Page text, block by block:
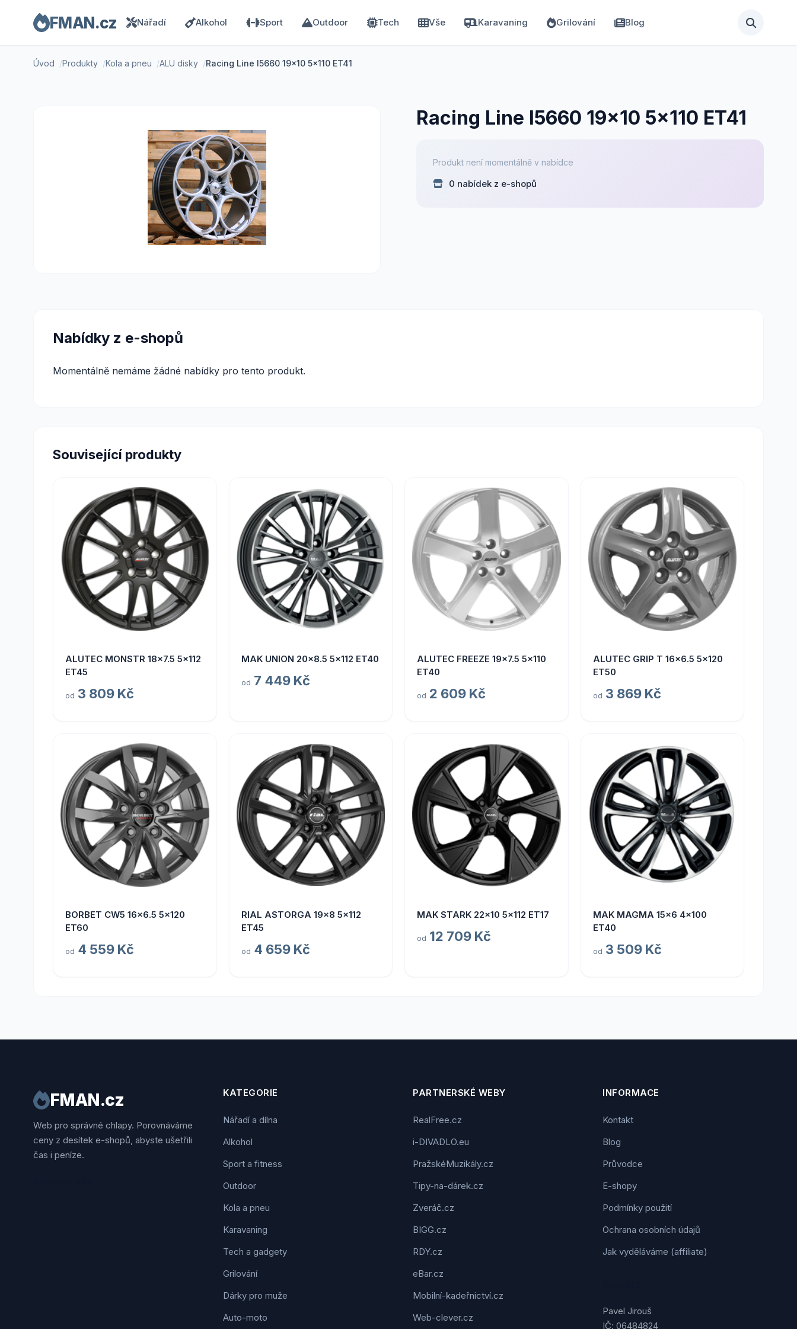
FMAN.cz Nářadí Alkohol Sport Outdoor Tech Vše Karavaning Grilování Blog
Úvod Produkty Kola a pneu ALU disky Racing Line I5660 19x10 5x110 ET41
Racing Line I5660 19x10 5x110 ET41
Produkt není momentálně v nabídce
0 nabídek z e-shopů
Nabídky z e-shopů
Momentálně nemáme žádné nabídky pro tento produkt.
Související produkty
ALUTEC MONSTR 18x7.5 5x112
ET45
od 3 809 Kč
MAK UNION 20x8.5 5x112 ET40
od 7 449 Kč
ALUTEC FREEZE 19x7.5 5x110
ET40
od 2 609 Kč
ALUTEC GRIP T 16x6.5 5x120
ET50
od 3 869 Kč
BORBET CW5 16x6.5 5x120
ET60
od 4 559 Kč
RIAL ASTORGA 19x8 5x112
ET45
od 4 659 Kč
MAK STARK 22x10 5x112 ET17
od 12 709 Kč
MAK MAGMA 15x6 4x100
ET40
od 3 509 Kč
FMAN.cz
Web pro správné chlapy. Porovnáváme
ceny z desítek e-shopů, abyste ušetřili
čas i peníze.
KATEGORIE
Nářadí a dílna
Alkohol
Sport a fitness
Outdoor
Kola a pneu
Karavaning
Tech a gadgety
Grilování
Dárky pro muže
Auto-moto
PARTNERSKÉ WEBY
RealFree.cz
i-DIVADLO.eu
PražskéMuzikály.cz
Tipy-na-dárek.cz
Zveráč.cz
BIGG.cz
RDY.cz
eBar.cz
Mobilní-kadeřnictví.cz
Web-clever.cz
INFORMACE
Kontakt
Blog
Průvodce
E-shopy
Podmínky použití
Ochrana osobních údajů
Jak vyděláváme (affiliate)
Pavel Jirouš
IČ: 06484824